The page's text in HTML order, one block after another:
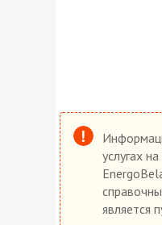
услугах
является